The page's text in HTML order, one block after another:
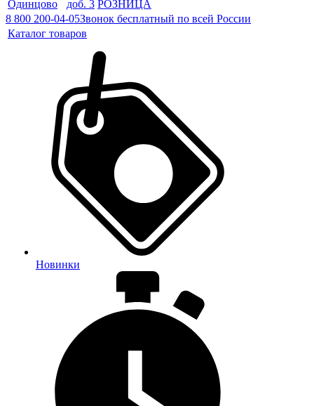
Одинцово
доб. 3 РОЗНИЦА
8 800 200-04-05Звонок бесплатный по всей России
Каталог товаров
Новинки